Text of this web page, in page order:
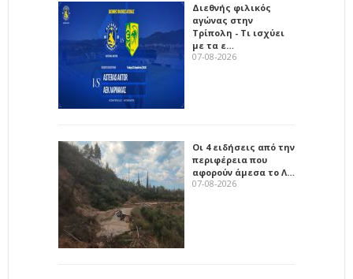
Διεθνής φιλικός
αγώνας στην
Τρίπολη - Τι ισχύει
με τα ε…
07-08-2026
Οι 4 ειδήσεις από την
περιφέρεια που
αφορούν άμεσα το Λ…
07-08-2026